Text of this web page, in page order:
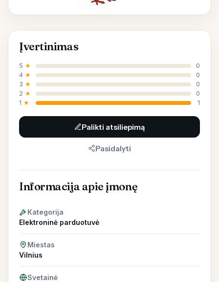
Įvertinimas
5 ★
0
4 ★
0
3 ★
0
2 ★
0
1 ★ 1
Palikti atsiliepimą
Pasidalyti
Informacija apie įmonę
Kategorija
Elektroninė parduotuvė
Miestas
Vilnius
Svetainė